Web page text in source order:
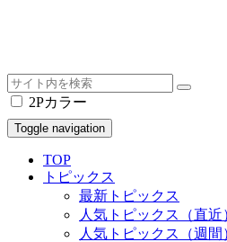
2Pカラー
Toggle navigation
TOP
トピックス
最新トピックス
人気トピックス（直近
人気トピックス（週間